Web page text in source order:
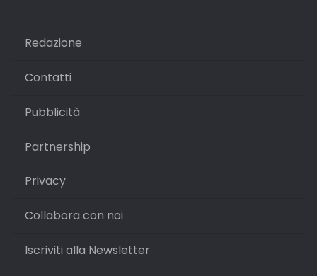
Redazione
Contatti
Pubblicità
Partnership
Privacy
Collabora con noi
Iscriviti alla Newsletter